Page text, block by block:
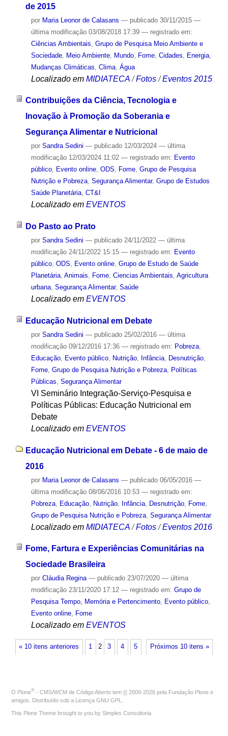
de 2015
por Maria Leonor de Calasans — publicado30/11/2015 —
última modificação03/08/2018 17:39 — registrado em:
Ciências Ambientais Grupo de Pesquisa Meio Ambiente e
Sociedade, Meio Ambiente, Mundo, Fome, Cidades Energia,
Mudanças Climáticas Clima, Água
Localizado em MIDIATECA /Fotos /Eventos 2015
Contribuições da Ciência, Tecnologia e
Inovação à Promoção da Soberania e
Segurança Alimentar e Nutricional
por Sandra Sedini — publicado12/03/2024 — última
modificação12/03/2024 11:02 — registrado em: Evento
público, Evento online, ODS, Fome, Grupo de Pesquisa
Nutrição e Pobreza, Segurança Alimentar, Grupo de Estudos
Saúde Planetária, CT&I
Localizado em EVENTOS
Do Pasto ao Prato
por Sandra Sedini — publicado24/11/2022 — última
modificação24/11/2022 15:15 — registrado em: Evento
público, ODS, Evento online, Grupo de Estudo de Saúde
Planetária, Animais, Fome, Ciencias Ambientais, Agricultura
urbana, Segurança Alimentar, Saúde
Localizado em EVENTOS
Educação Nutricional em Debate
por Sandra Sedini — publicado25/02/2016 — última
modificação09/12/2016 17:36 — registrado em: Pobreza,
Educação, Evento público, Nutrição, Infância, Desnutrição,
Fome, Grupo de Pesquisa Nutrição e Pobreza,
Políticas
Públicas Segurança Alimentar
VI Seminário Integração-Serviço-Pesquisa e
Políticas Públicas: Educação Nutricional em
Debate
Localizado em EVENTOS
Educação Nutricional em Debate - 6 de maio de
2016
por Maria Leonor de Calasans — publicado06/05/2016 —
última modificação08/06/2016 10:53 — registrado em:
Pobreza, Educação, Nutrição, Infância, Desnutrição, Fome,
Grupo de Pesquisa Nutrição e Pobreza, Segurança Alimentar
Localizado em MIDIATECA /Fotos /Eventos 2016
Fome, Fartura e Experiências Comunitárias na
Sociedade Brasileira
por Cláudia Regina — publicado23/07/2020 — última
modificação23/11/2020 17:12 — registrado em: Grupo de
Pesquisa Tempo, Memória e Pertencimento, Evento público,
Evento online, Fome
Localizado em EVENTOS
« 10 itens anteriores Próximos 10 itens »
1 2 3 4 5
O Plone® - CMS/WCM de Código Aberto tem © 2000-2026 pela Fundação Plone e
amigos. Distribuído sob a Licença GNU GPL
This Plone Theme brought to you by Simples Consultoria